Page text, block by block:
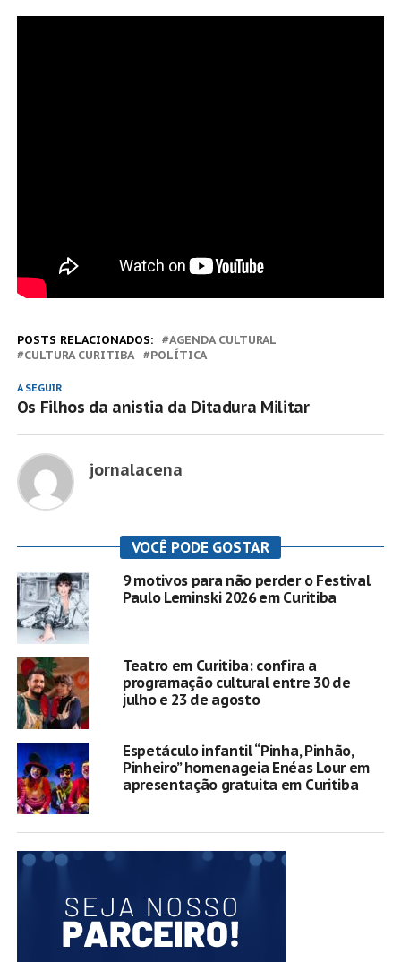
POSTS RELACIONADOS:
AGENDA CULTURAL
CULTURA CURITIBA
POLÍTICA
A SEGUIR
Os Filhos da anistia da Ditadura Militar
jornalacena
VOCÊ PODE GOSTAR
9 motivos para não perder o Festival
Paulo Leminski 2026 em Curitiba
Teatro em Curitiba: confira a
programação cultural entre 30 de
julho e 23 de agosto
Espetáculo infantil “Pinha, Pinhão,
Pinheiro” homenageia Enéas Lour em
apresentação gratuita em Curitiba